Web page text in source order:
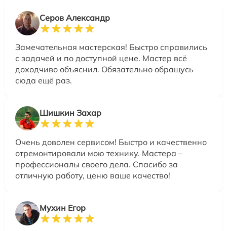
Серов Александр
Замечательная мастерская! Быстро справились
с задачей и по доступной цене. Мастер всё
доходчиво объяснил. Обязательно обращусь
сюда ещё раз.
Шишкин Захар
Очень доволен сервисом! Быстро и качественно
отремонтировали мою технику. Мастера –
профессионалы своего дела. Спасибо за
отличную работу, ценю ваше качество!
Мухин Егор